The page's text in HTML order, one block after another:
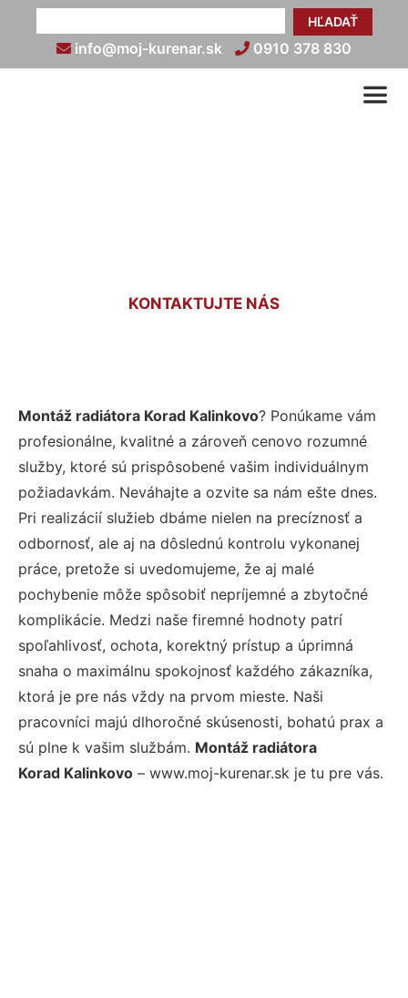
HĽADAŤ
info@moj-kurenar.sk 0910 378 830
KONTAKTUJTE NÁS
Montáž radiátora Korad Kalinkovo? Ponúkame vám
profesionálne, kvalitné a zároveň cenovo rozumné
služby, ktoré sú prispôsobené vašim individuálnym
požiadavkám. Neváhajte a ozvite sa nám ešte dnes.
Pri realizácií služieb dbáme nielen na precíznosť a
odbornosť, ale aj na dôslednú kontrolu vykonanej
práce, pretože si uvedomujeme, že aj malé
pochybenie môže spôsobiť nepríjemné a zbytočné
komplikácie. Medzi naše firemné hodnoty patrí
spoľahlivosť, ochota, korektný prístup a úprimná
snaha o maximálnu spokojnosť každého zákazníka,
ktorá je pre nás vždy na prvom mieste. Naši
pracovníci majú dlhoročné skúsenosti, bohatú prax a
sú plne k vašim službám. Montáž radiátora
Korad Kalinkovo – www.moj-kurenar.sk je tu pre vás.